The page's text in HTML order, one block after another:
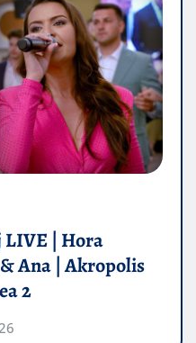
LIVE | Hora
Ana | Akropolis
2